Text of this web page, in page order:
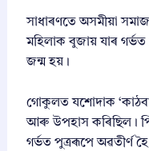
সাধাৰণতে অসমীয়া
মহিলাক বুজায় যাৰ গৰ্ভত
জন্ম হয়।
গোকুলত যশোদাক
আৰু উপহাস কৰিছিল।
গৰ্ভত পুত্ৰৰূপে অৱতীৰ্ণ